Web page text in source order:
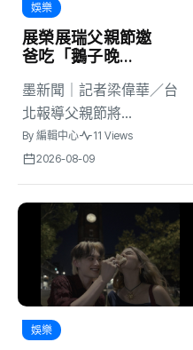
娛樂
展榮展瑞父親節邀
爸吃「鵝子晚
跳舞這下真成「兒
子」了！
墨新聞｜記者梁偉華／台
北報導父親節將...
By 編輯中心
11 Views
2026-08-09
娛樂